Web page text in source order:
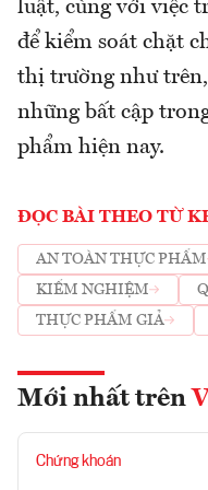
luật, cùng với việc
để kiểm soát chặt
thị trường như trên,
những bất cập
phẩm hiện nay.
ĐỌC BÀI THEO TỪ
AN TOÀN THỰC PHẨM
KIỂM NGHIỆM
THỰC PHẨM GIẢ
Mới nhất trên
Chứng khoán